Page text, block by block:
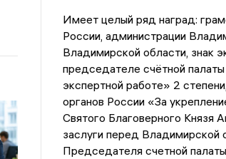
Имеет целый ряд наград:
России, администрации
Владимирской области, знак
председателе счётной
экспертной работе» 2
органов России «За
Святого Благоверного Князя
заслуги перед
Председателя счетной